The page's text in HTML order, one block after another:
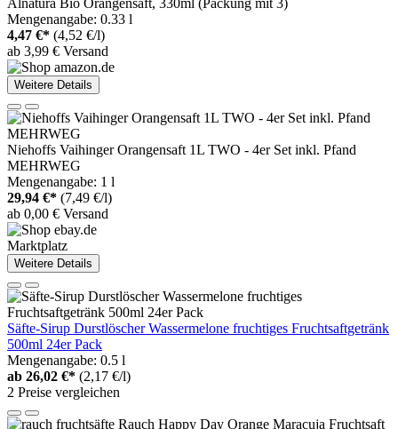
Alnatura Bio Orangensaft, 330ml (Packung mit 3)
Mengenangabe: 0.33 l
4,47 €* (4,52 €/l)
ab 3,99 € Versand
Weitere Details
Niehoffs Vaihinger Orangensaft 1L TWO - 4er Set inkl. Pfand
MEHRWEG
Mengenangabe: 1 l
29,94 €* (7,49 €/l)
ab 0,00 € Versand
Marktplatz
Weitere Details
Säfte-Sirup Durstlöscher Wassermelone fruchtiges Fruchtsaftgetränk
500ml 24er Pack
Mengenangabe: 0.5 l
ab 26,02 €* (2,17 €/l)
2 Preise vergleichen